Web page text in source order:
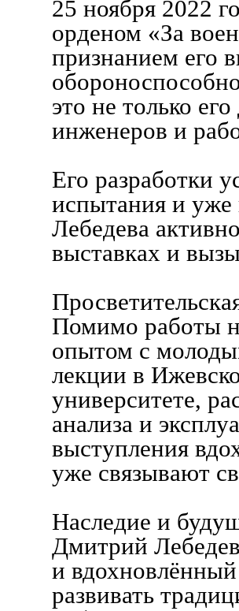
25 ноября 2022
орденом «За
признанием его
это не только
инженеров и
Его разработки
испытания и уже
Лебедева
выставках и
Помимо работы
опытом с
лекции в
университете,
анализа и
выступления
уже связывают
Наследие и
Дмитрий
и
развивать